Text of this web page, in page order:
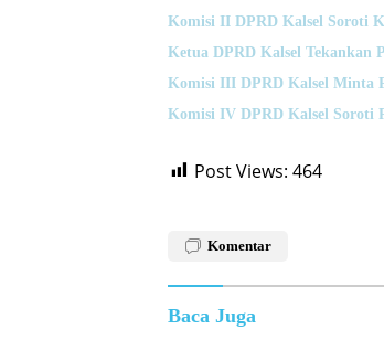
Komisi II DPRD Kalsel Soroti
Ketua DPRD Kalsel Tekankan
Komisi III DPRD Kalsel Minta
Komisi IV DPRD Kalsel Soroti
Post Views: 464
Komentar
Baca Juga